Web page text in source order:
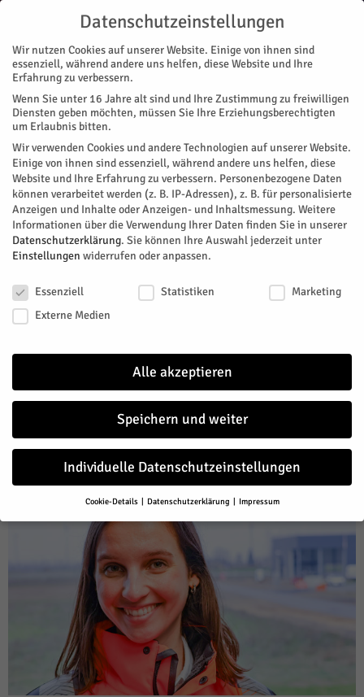
Start Stadtteile Jülich Mitgestalterin
STADTTEILE JÜLICH
Mitgestalterin
Am 1. März hat Franziska Faßbender noch mit der
stellvertretenden Ministerpräsidentin Mona Neubaur auf dem
Podium gestanden, um den „Spotlight Brainergy Hub“ zu
feiern. Einen Tag später steigt sie in ein Flugzeug nach Indien.
Der Plan: Das Taj Mahal sehen. Die 29-jährige erfüllt sich
Expeditionsserie“, erzählt sie lachend und seit sie das
imposante Mausoleum am Südufer des Flusses Yamuna aus
den kleinen Kunststoff-Steine nachgebaut hat, wollte sie es
Klischee für eine Master of Arts in Architecture.
Datenschutzeinstellungen
Wir nutzen Cookies auf unserer Website. Einige von ihnen sind
essenziell, während andere uns helfen, diese Website und Ihre
Erfahrung zu verbessern.
Wenn Sie unter 16 Jahre alt sind und Ihre Zustimmung zu freiwilligen
Diensten geben möchten, müssen Sie Ihre Erziehungsberechtigten
um Erlaubnis bitten.
Wir verwenden Cookies und andere Technologien auf unserer Website.
Einige von ihnen sind essenziell, während andere uns helfen, diese
Website und Ihre Erfahrung zu verbessern. Personenbezogene Daten
können verarbeitet werden (z. B. IP-Adressen), z. B. für personalisierte
Anzeigen und Inhalte oder Anzeigen- und Inhaltsmessung. Weitere
Informationen über die Verwendung Ihrer Daten finden Sie in unserer
Datenschutzerklärung. Sie können Ihre Auswahl jederzeit unter
Einstellungen widerrufen oder anpassen.
Essenziell
Statistiken
Marketing
Externe Medien
Alle akzeptieren
Speichern und weiter
Individuelle Datenschutzeinstellungen
Cookie-Details Datenschutzerklärung Impressum
Datenschutzeinstellungen
Wenn Sie unter 16 Jahre alt sind und Ihre Zustimmung zu freiwilligen
Diensten geben möchten, müssen Sie Ihre Erziehungsberechtigten
um Erlaubnis bitten.
Wir verwenden Cookies und andere Technologien auf unserer Website.
Einige von ihnen sind essenziell, während andere uns helfen, diese
Website und Ihre Erfahrung zu verbessern.
Personenbezogene Daten
können verarbeitet werden (z. B. IP-Adressen), z. B. für personalisierte
Anzeigen und Inhalte oder Anzeigen- und Inhaltsmessung.
Informationen über die Verwendung Ihrer Daten finden Sie in unserer
Datenschutzerklärung
.